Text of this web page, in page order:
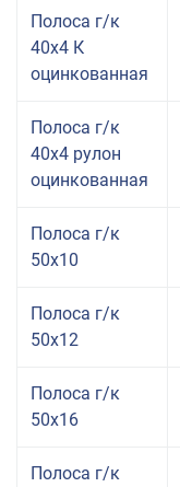
Полоса г/к
40x4 К
оцинкованная
Полоса г/к
40x4 рулон
оцинкованная
Полоса г/к
50x10
Полоса г/к
50x12
Полоса г/к
50x16
Полоса г/к